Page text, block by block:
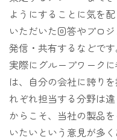
ようにすることに気を
いただいた回答やプロ
発信・共有するなどです
実際にグループワーク
は、自分の会社に誇り
れぞれ担当する分野は
からこそ、当社の製品
いたいという意見が多く